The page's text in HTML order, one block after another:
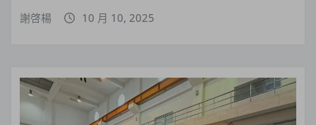
謝啓楊 10 月 10, 2025